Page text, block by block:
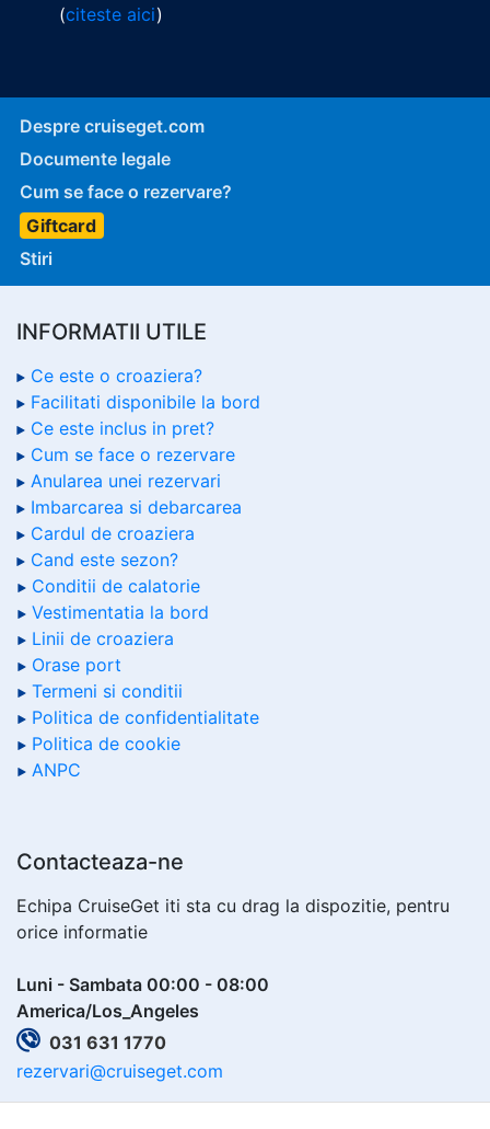
(citeste aici)
Despre cruiseget.com
Documente legale
Cum se face o rezervare?
Giftcard
Stiri
INFORMATII UTILE
Ce este o croaziera?
Facilitati disponibile la bord
Ce este inclus in pret?
Cum se face o rezervare
Anularea unei rezervari
Imbarcarea si debarcarea
Cardul de croaziera
Cand este sezon?
Conditii de calatorie
Vestimentatia la bord
Linii de croaziera
Orase port
Termeni si conditii
Politica de confidentialitate
Politica de cookie
ANPC
Contacteaza-ne
Echipa CruiseGet iti sta cu drag la dispozitie, pentru
orice informatie
Luni - Sambata 00:00 - 08:00
America/Los_Angeles
031 631 1770
rezervari@cruiseget.com